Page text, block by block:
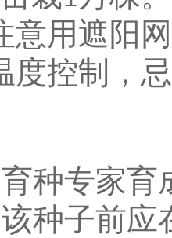
意用遮阳
度控制，
种专家
种子前